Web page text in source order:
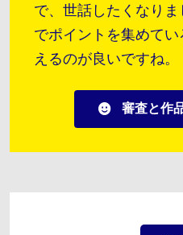
で、世話したくなり
でポイントを集めて
えるのが良いですね。
審査と作